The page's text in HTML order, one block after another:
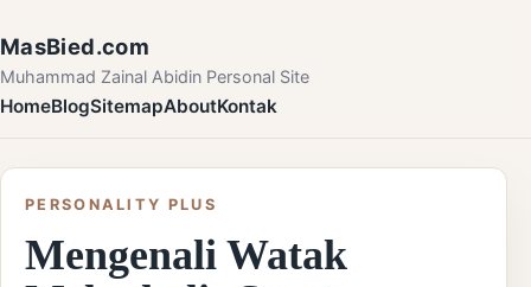
MasBied.com
Muhammad Zainal Abidin Personal Site
HomeBlogSitemapAboutKontak
PERSONALITY PLUS
Mengenali Watak